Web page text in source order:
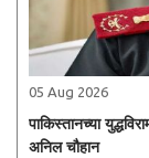
05 Aug 2026
पाकिस्तानच्या
अनिल चौहान